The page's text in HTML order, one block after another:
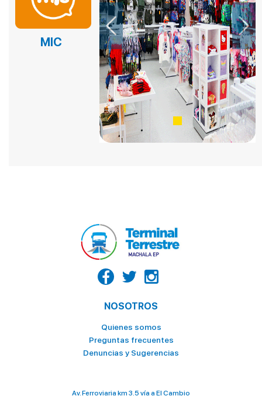
FRUTOX
LA CASA DEL TIGRILLO
PALACIO DEL TIGRILLO
MIC
Previous Next
NOSOTROS
Quienes somos
Preguntas frecuentes
Denuncias y Sugerencias
Av. Ferroviaria km 3.5 vía a El Cambio